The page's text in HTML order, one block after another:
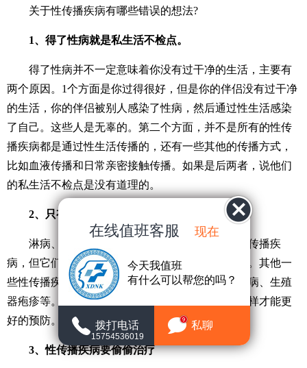
关于性传播疾病有哪些错误的想法?
1、得了性病就是私生活不检点。
得了性病并不一定意味着你没有过干净的生活，主要有
两个原因。1个方面是你过得很好，但是你的伴侣没有过干净
的生活，你的伴侣被别人感染了性病，然后通过性生活感染
了自己。这些人是无辜的。第二个方面，并不是所有的性传
播疾病都是通过性生活传播的，还有一些其他的传播方式，
比如血液传播和日常亲密接触传播。如果是后两者，说他们
的私生活不检点是没有道理的。
2、只有梅毒、淋病和艾滋病才是性病。
淋病、梅毒和艾滋病确实是一种非常常见的性传播疾
病，但它们是常见的，不仅仅是这三种性传播疾病。其他一
些性传播疾病也很常见，如尖锐湿疣、阴虱、滴虫病、生殖
器疱疹等。好全面了解这些常见的性传播疾病，这样才能更
好的预防。
3、性传播疾病要偷偷治疗
在线值班客服 现在
今天我值班
有什么可以帮您的吗？
拨打电话
15754536019
9 私聊